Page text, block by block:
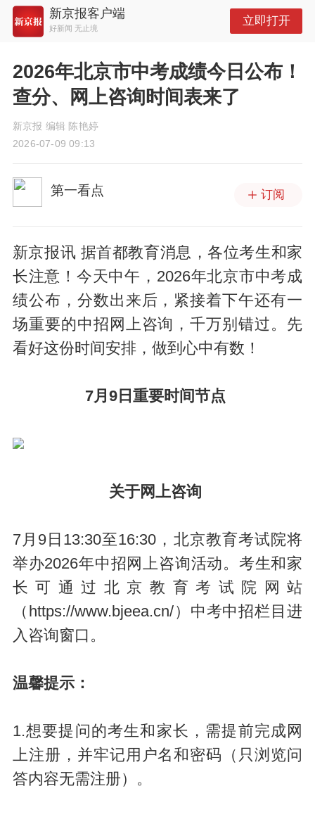
新京报客户端
好新闻 无止境
立即打开
2026年北京市中考成绩今日公布！
查分、网上咨询时间表来了
新京报 编辑 陈艳婷
2026-07-09 09:13
第一看点 订阅
新京报讯 据首都教育消息，各位考生和家
长注意！今天中午，2026年北京市中考成
绩公布，分数出来后，紧接着下午还有一
场重要的中招网上咨询，千万别错过。先
看好这份时间安排，做到心中有数！
7月9日重要时间节点
关于网上咨询
7月9日13:30至16:30，北京教育考试院将
举办2026年中招网上咨询活动。考生和家
长可通过北京教育考试院网站
（https://www.bjeea.cn/）中考中招栏目进
入咨询窗口。
温馨提示：
1.想要提问的考生和家长，需提前完成网
上注册，并牢记用户名和密码（只浏览问
答内容无需注册）。